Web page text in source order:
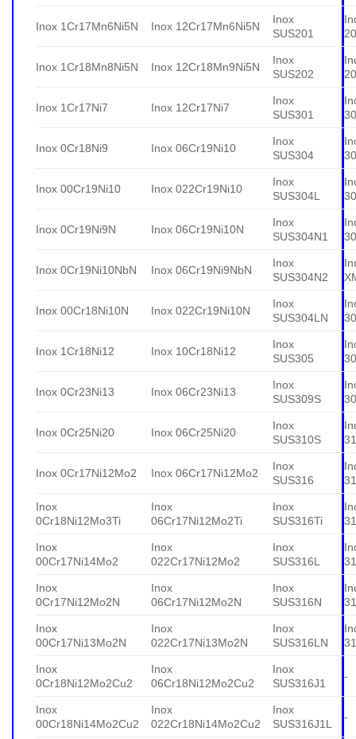
Inox 1Cr17Mn6Ni5N Inox 12Cr17Mn6Ni5N
Inox
SUS201
Inox 1Cr18Mn8Ni5N Inox 12Cr18Mn9Ni5N
Inox
SUS202
Inox 1Cr17Ni7 Inox 12Cr17Ni7
Inox
SUS301
Inox 0Cr18Ni9 Inox 06Cr19Ni10
Inox
SUS304
Inox 00Cr19Ni10 Inox 022Cr19Ni10
Inox
SUS304L
Inox 0Cr19Ni9N Inox 06Cr19Ni10N
Inox
SUS304N1
Inox 0Cr19Ni10NbN Inox 06Cr19Ni9NbN
Inox
SUS304N2
Inox 00Cr18Ni10N Inox 022Cr19Ni10N
Inox
SUS304LN
Inox 1Cr18Ni12 Inox 10Cr18Ni12
Inox
SUS305
Inox 0Cr23Ni13 Inox 06Cr23Ni13
Inox
SUS309S
Inox 0Cr25Ni20 Inox 06Cr25Ni20
Inox
SUS310S
Inox 0Cr17Ni12Mo2 Inox 06Cr17Ni12Mo2
Inox
SUS316
Inox
0Cr18Ni12Mo3Ti
Inox
06Cr17Ni12Mo2Ti
Inox
SUS316Ti
Inox
00Cr17Ni14Mo2
Inox
022Cr17Ni12Mo2
Inox
SUS316L
Inox
0Cr17Ni12Mo2N
Inox
06Cr17Ni12Mo2N
Inox
SUS316N
Inox
00Cr17Ni13Mo2N
Inox
022Cr17Ni13Mo2N
Inox
SUS316LN
Inox
0Cr18Ni12Mo2Cu2
Inox
06Cr18Ni12Mo2Cu2
Inox
SUS316J1
-
Inox
00Cr18Ni14Mo2Cu2
Inox
022Cr18Ni14Mo2Cu2
Inox
SUS316J1L
-